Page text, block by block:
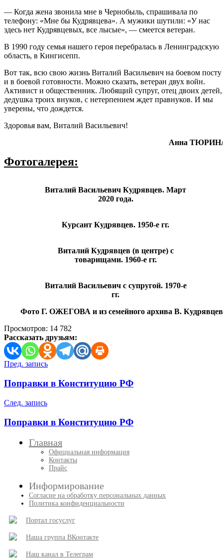
— Когда жена звонила мне в Чернобыль, спрашивала по
телефону: «Мне бы Кудрявцева». А мужики шутили: «У нас
здесь нет Кудрявцевых, все лысые», — смеется ветеран.
В 1990 году семья нашего героя перебралась в Ленинградскую
область, в Кингисепп.
Вот так, всю свою жизнь Виталий Васильевич на боевом посту
и в боевой готовности. Можно сказать, ветеран двух войн.
Активист и общественник. Любящий супруг, отец двоих детей,
дедушка троих внуков, с нетерпением ждет правнуков. И мы
уверены, что дождется.
Здоровья вам, Виталий Васильевич!
Анна
Фотогалерея:
Виталий Васильевич Кудрявцев. Март
2020 года.
Курсант Кудрявцев. 1950-е гг.
Виталий Кудрявцев (в центре) с
товарищами. 1960-е гг.
Виталий Васильевич с супругой. 1970-е
гг.
Фото Г. ОЖЕГОВА и из семейного архива В.
Просмотров: 14 782
Рассказать друзьям:
Навигация
по
записям
Пред. запись
Поправки в Конституцию РФ
След. запись
Поправки в Конституцию РФ
Главная
Официальная информация
Контакты
Прайс
Информирование
Согласие на обработку персональных данных
Политика конфиденциальности
Портал госуслуг
Наша группа ВКонтакте
Наш канал в Телеграм